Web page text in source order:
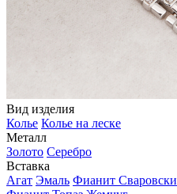
Вид изделия
Колье Колье на леске
Металл
Золото Серебро
Вставка
Агат Эмаль Фианит Сваровски